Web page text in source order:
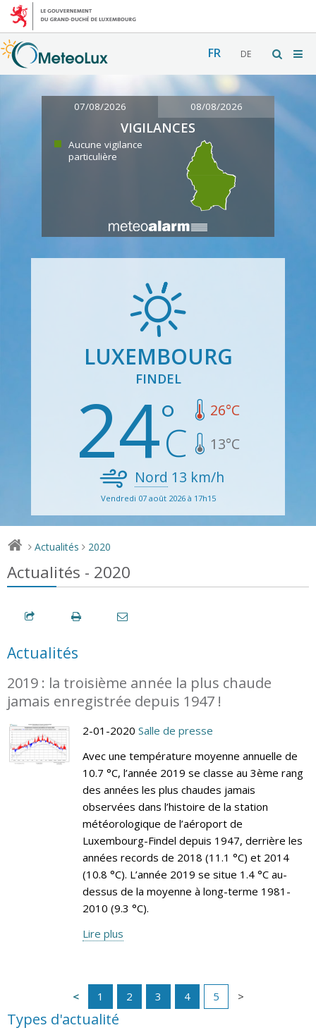
FR DE
07/08/2026 08/08/2026
VIGILANCES
Aucune vigilance
particulière
LUXEMBOURG
FINDEL
24 26°C
13°C
Nord 13 km/h
Vendredi 07 août 2026 à 17h15
> Actualités > 2020
Actualités - 2020
Actualités
2019 : la troisième année la plus chaude
jamais enregistrée depuis 1947 !
2-01-2020 Salle de presse
Avec une température moyenne annuelle de
10.7 °C, l’année 2019 se classe au 3ème rang
des années les plus chaudes jamais
observées dans l’histoire de la station
météorologique de l’aéroport de
Luxembourg-Findel depuis 1947, derrière les
années records de 2018 (11.1 °C) et 2014
(10.8 °C). L’année 2019 se situe 1.4 °C au-
dessus de la moyenne à long-terme 1981-
2010 (9.3 °C).
Lire plus
1 2 3 4 5
Types d'actualité